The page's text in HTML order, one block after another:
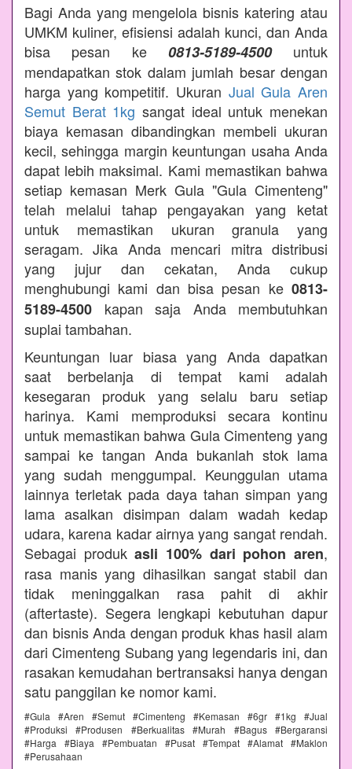
Bagi Anda yang mengelola bisnis katering atau
UMKM kuliner, efisiensi adalah kunci, dan Anda
bisa pesan ke 0813-5189-4500untuk
mendapatkan stok dalam jumlah besar dengan
harga yang kompetitif. Ukuran Jual Gula Aren
Semut Berat 1kg sangat ideal untuk menekan
biaya kemasan dibandingkan membeli ukuran
kecil, sehingga margin keuntungan usaha Anda
dapat lebih maksimal. Kami memastikan bahwa
setiap kemasan Merk Gula "Gula Cimenteng"
telah melalui tahap pengayakan yang ketat
untuk memastikan ukuran granula yang
seragam. Jika Anda mencari mitra distribusi
yang jujur dan cekatan, Anda cukup
menghubungi kami dan bisa pesan ke 0813-
5189-4500 kapan saja Anda membutuhkan
suplai tambahan.
Keuntungan luar biasa yang Anda dapatkan
saat berbelanja di tempat kami adalah
kesegaran produk yang selalu baru setiap
harinya. Kami memproduksi secara kontinu
untuk memastikan bahwa Gula Cimenteng yang
sampai ke tangan Anda bukanlah stok lama
yang sudah menggumpal. Keunggulan utama
lainnya terletak pada daya tahan simpan yang
lama asalkan disimpan dalam wadah kedap
udara, karena kadar airnya yang sangat rendah.
Sebagai produkasli 100% dari pohon aren,
rasa manis yang dihasilkan sangat stabil dan
tidak meninggalkan rasa pahit di akhir
(aftertaste). Segera lengkapi kebutuhan dapur
dan bisnis Anda dengan produk khas hasil alam
dari Cimenteng Subang yang legendaris ini, dan
rasakan kemudahan bertransaksi hanya dengan
satu panggilan ke nomor kami.
#Gula #Aren #Semut #Cimenteng #Kemasan #6gr #1kg #Jual
#Produksi #Produsen #Berkualitas #Murah #Bagus #Bergaransi
#Harga #Biaya #Pembuatan #Pusat #Tempat #Alamat #Maklon
#Perusahaan